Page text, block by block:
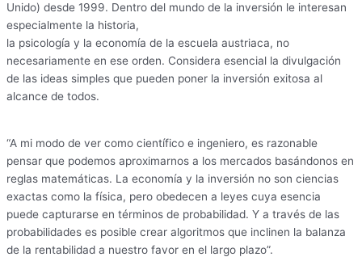
Unido) desde 1999. Dentro del mundo de la inversión le interesan
especialmente la historia,
la psicología y la economía de la escuela austriaca, no
necesariamente en ese orden. Considera esencial la divulgación
de las ideas simples que pueden poner la inversión exitosa al
alcance de todos.
“A mi modo de ver como científico e ingeniero, es razonable
pensar que podemos aproximarnos a los mercados basándonos en
reglas matemáticas. La economía y la inversión no son ciencias
exactas como la física, pero obedecen a leyes cuya esencia
puede capturarse en términos de probabilidad. Y a través de las
probabilidades es posible crear algoritmos que inclinen la balanza
de la rentabilidad a nuestro favor en el largo plazo”.